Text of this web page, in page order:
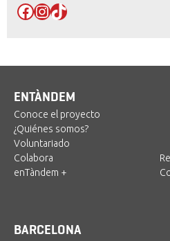
Facebook
Instagram
TikTok
ENTÀNDEM
Conoce el proyecto
¿Quiénes somos?
Voluntariado
Colabora
enTàndem +
BARCELONA